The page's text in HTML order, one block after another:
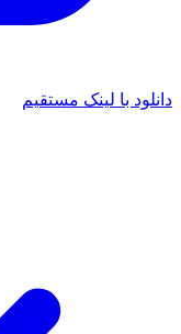
با لینک مستقیم